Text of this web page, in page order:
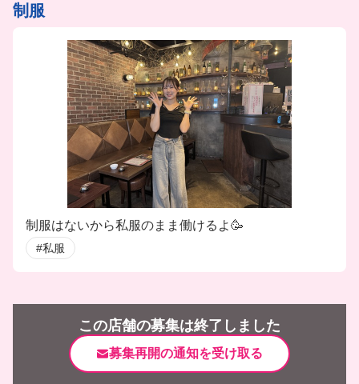
制服
制服はないから私服のまま働けるよ🥳
#私服
この店舗の募集は終了しました
募集再開の通知を受け取る